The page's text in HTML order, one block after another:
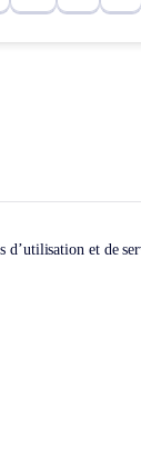
d’utilisation et de